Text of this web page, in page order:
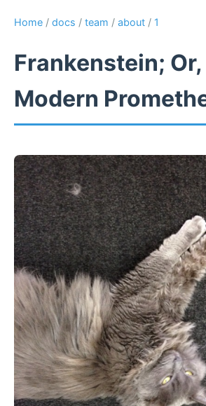
Home / docs / team / about / 1
Frankenstein;
Modern